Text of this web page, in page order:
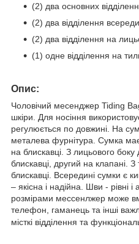
(2) два основних
(2) два відділення
(2) два відділення на
(1) одне відділення на
Опис:
Чоловічий месенджер Tiding
шкіри. Для носіння
регулюється по довжині. На
металева фурнітура. Сумка
на блискавці. З лицьового боку
блискавці, другий на клапані.
блискавці. Всередині сумки є
– якісна і надійна. Шви - рівні
розмірами мессенлжер може
телефон, гаманець та інші
місткі відділення та